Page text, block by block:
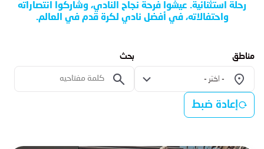
رحلة استثنائية. عيشوا فرحة نجاح النادي، وشاركوا انتصاراته
واحتفالاته، في أفضل نادي لكرة قدم في العالم.
مناطق
- اختر -
بحث
إعادة ضبط